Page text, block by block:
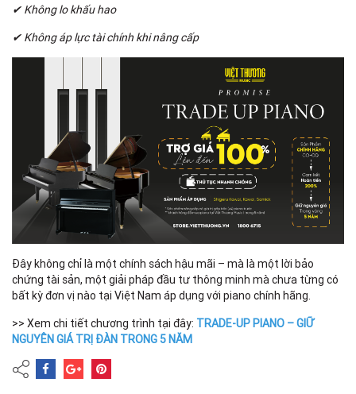
✔ Không lo khấu hao
✔ Không áp lực tài chính khi nâng cấp
Đây không chỉ là một chính sách hậu mãi – mà là một lời bảo
chứng tài sản, một giải pháp đầu tư thông minh mà chưa từng có
bất kỳ đơn vị nào tại Việt Nam áp dụng với piano chính hãng.
>> Xem chi tiết chương trình tại đây: TRADE-UP PIANO – GIỮ
NGUYÊN GIÁ TRỊ ĐÀN TRONG 5 NĂM